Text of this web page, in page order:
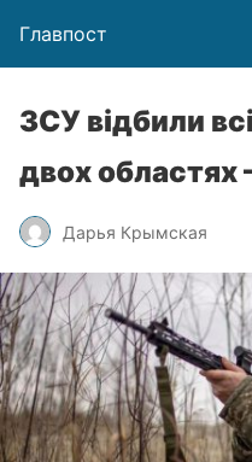
Главпост
ЗСУ відбили
двох
Дарья Крымская